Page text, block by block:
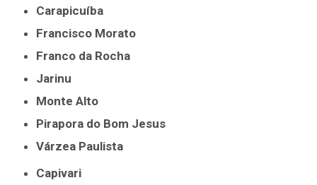
Carapicuíba
Francisco Morato
Franco da Rocha
Jarinu
Monte Alto
Pirapora do Bom Jesus
Várzea Paulista
Capivari